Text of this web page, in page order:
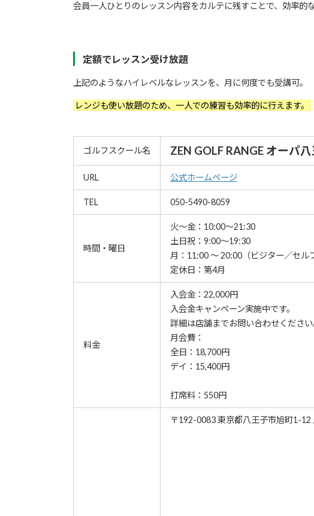
会員一人ひとりのレッスン内容をカルテに残すことで、効率的
定額でレッスン受け放題
上記のようなハイレベルなレッスンを、月に何度でも受講可。
レンジも使い放題のため、一人での練習も効率的に行えます。
ゴルフスクール名 ZEN GOLF RANGE オーパ
URL 公式ホームページ
TEL 050-5490-8059
時間・曜日
火～金：10:00～21:30
土日祝：9:00～19:30
月：11:00 ～ 20:00（ビジター／セル
定休日：第4月
料金
入会金：22,000円
⼊会⾦キャンペーン実施中です。
詳細は店舗までお問い合わせください
月会費：
全日：18,700円
デイ：15,400円
打席料：550円
〒192-0083 東京都八王子市旭町1-12